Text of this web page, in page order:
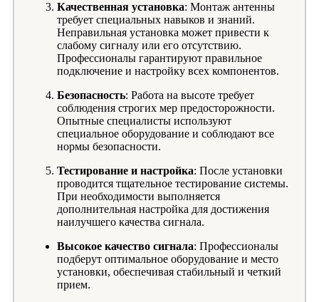
Качественная установка: Монтаж антенны
требует специальных навыков и знаний.
Неправильная установка может привести к
слабому сигналу или его отсутствию.
Профессионалы гарантируют правильное
подключение и настройку всех компонентов.
Безопасность: Работа на высоте требует
соблюдения строгих мер предосторожности.
Опытные специалисты используют
специальное оборудование и соблюдают все
нормы безопасности.
Тестирование и настройка: После установки
проводится тщательное тестирование системы.
При необходимости выполняется
дополнительная настройка для достижения
наилучшего качества сигнала.
Высокое качество сигнала: Профессионалы
подберут оптимальное оборудование и место
установки, обеспечивая стабильный и четкий
прием.